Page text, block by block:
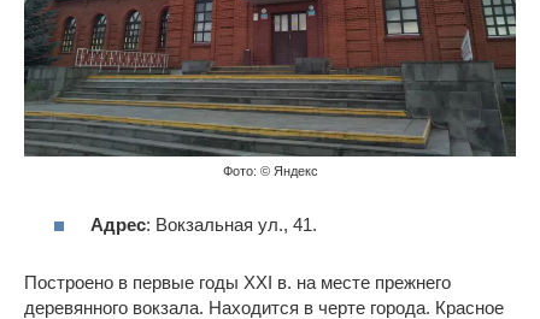
Фото: © Яндекс
Адрес: Вокзальная ул., 41.
Построено в первые годы XXI в. на месте прежнего
деревянного вокзала. Находится в черте города. Красное